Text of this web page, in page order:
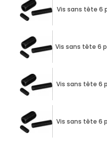
Vis sans tête 6
Vis sans tête 6
Vis sans tête 6
Vis sans tête 6